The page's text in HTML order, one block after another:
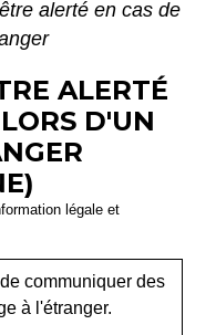
alerté en cas de
ALERTÉ
D'UN
légale et
communiquer des
à l'étranger.